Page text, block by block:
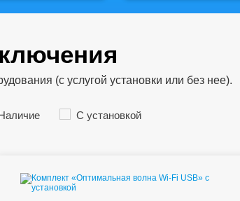
(с услугой установки или без нее).
С установкой